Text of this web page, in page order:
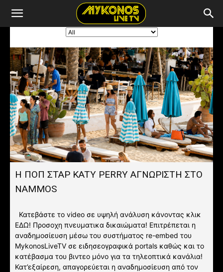
H ΠΟΠ ΣΤΑΡ KATY PERRY ΑΓΝΩΡΙΣΤΗ ΣΤΟ
NAMMOS
Κατεβάστε το video σε υψηλή ανάλυση κάνοντας κλικ
ΕΔΩ! Προσοχη πνευματικα δικαιώματα! Επιτρέπεται η
αναδημοσίευση μέσω του συστήματος re-embed του
MykonosLiveTV σε ειδησεογραφικά portals καθώς και το
κατέβασμα του βιντεο μόνο για τα τηλεοπτικά κανάλια!
Κατ’εξαίρεση, απαγορεύεται η αναδημοσίευση από τον